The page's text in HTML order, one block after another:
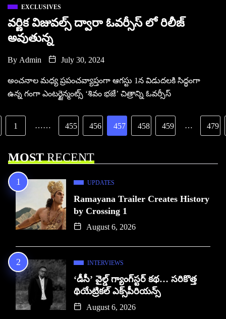
EXCLUSIVES
వర్ణిక విజువల్స్ ద్వారా ఓవర్సీస్ లో రిలీజ్
అవుతున్న
By Admin July 30, 2024
అంచనాల మధ్య ప్రపంచవ్యాప్తంగా ఆగస్టు 1న విడుదలకి సిద్ధంగా
ఉన్న గంగా ఎంటర్టైన్మంట్స్ ‘శివం భజే’ చిత్రాన్ని ఓవర్సీస్
1 …… 455 456 457 458 459 … 479
MOSTRECENT
UPDATES
Ramayana Trailer Creates History
by Crossing 1
August 6, 2026
INTERVIEWS
‘డీసీ’ వైల్డ్ గ్యాంగ్‌స్టర్ కథ… సరికొత్త
థియేట్రికల్ ఎక్స్‌పీరియన్స్
August 6, 2026